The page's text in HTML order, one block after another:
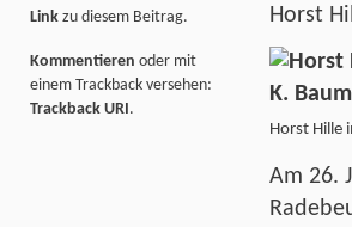
Horst
Horst Hille
Am 26.
Link zu diesem Beitrag.
Kommentieren oder mit
einem Trackback versehen:
Trackback URI.